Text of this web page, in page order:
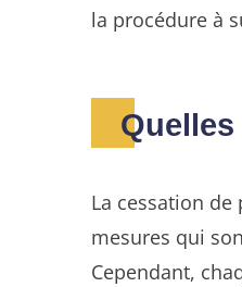
la procédure à
La cessation
mesures qui
Cependant,